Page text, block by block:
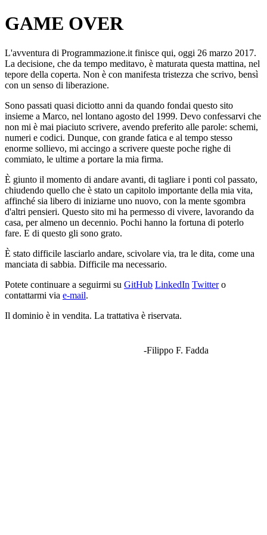
GAME OVER
L'avventura di Programmazione.it finisce qui, oggi 26 marzo 2017.
La decisione, che da tempo meditavo, è maturata questa mattina, nel
tepore della coperta. Non è con manifesta tristezza che scrivo, bensì
con un senso di liberazione.
Sono passati quasi diciotto anni da quando fondai questo sito
insieme a Marco, nel lontano agosto del 1999. Devo confessarvi che
non mi è mai piaciuto scrivere, avendo preferito alle parole: schemi,
numeri e codici. Dunque, con grande fatica e al tempo stesso
enorme sollievo, mi accingo a scrivere queste poche righe di
commiato, le ultime a portare la mia firma.
È giunto il momento di andare avanti, di tagliare i ponti col passato,
chiudendo quello che è stato un capitolo importante della mia vita,
affinché sia libero di iniziarne uno nuovo, con la mente sgombra
d'altri pensieri. Questo sito mi ha permesso di vivere, lavorando da
casa, per almeno un decennio. Pochi hanno la fortuna di poterlo
fare. E di questo gli sono grato.
È stato difficile lasciarlo andare, scivolare via, tra le dita, come una
manciata di sabbia. Difficile ma necessario.
Potete continuare a seguirmi su GitHub LinkedIn Twittero
contattarmi via e-mail.
Il dominio è in vendita. La trattativa è riservata.
-Filippo F. Fadda